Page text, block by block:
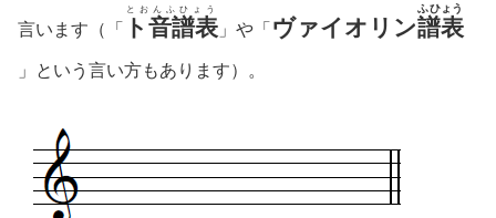
言います（「 ト音譜表
とおんふひょう
」や「 ヴァイオリン譜表
ふひょう
」という言い方もあります）。